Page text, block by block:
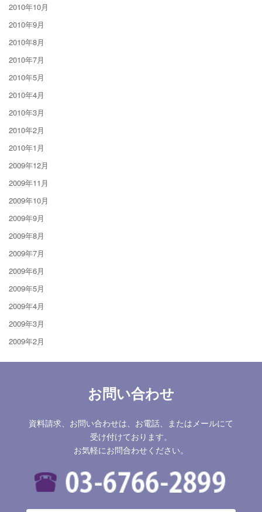
2010年10月
2010年9月
2010年8月
2010年7月
2010年5月
2010年4月
2010年3月
2010年2月
2010年1月
2009年12月
2009年11月
2009年10月
2009年9月
2009年8月
2009年7月
2009年6月
2009年5月
2009年4月
2009年3月
2009年2月
お問い合わせ
資料請求、お問い合わせは、お電話、またはメールにて
受け付けております。
お気軽にお問合わせください。